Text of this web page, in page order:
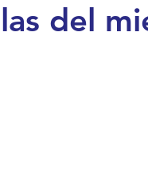
Calidad y
del